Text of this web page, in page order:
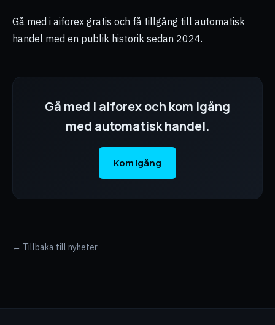
Gå med i aiforex gratis och få tillgång till automatisk
handel med en publik historik sedan 2024.
Gå med i aiforex och kom igång
med automatisk handel.
Kom igång
← Tillbaka till nyheter